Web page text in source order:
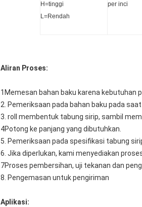
H=tinggi
L=Rendah
per inci
Aliran Proses:
1Memesan bahan baku karena kebutuhan
2. Pemeriksaan pada bahan baku pada
3. roll membentuk tabung sirip, sambil
4Potong ke panjang yang dibutuhkan.
5. Pemeriksaan pada spesifikasi tabung
6. Jika diperlukan, kami menyediakan
7Proses pembersihan, uji tekanan dan
8. Pengemasan untuk pengiriman
Aplikasi: